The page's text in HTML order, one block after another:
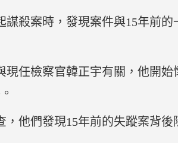
殺案時，發現案件與15年前
現任檢察官韓正宇有關，他開
他們發現15年前的失蹤案背